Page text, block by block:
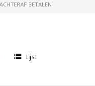
ACHTERAF BETALEN
Lijst